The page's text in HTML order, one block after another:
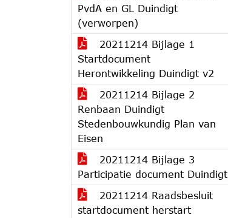
PvdA en GL Duindigt
(verworpen)
20211214 Bijlage 1
Startdocument
Herontwikkeling Duindigt v2
20211214 Bijlage 2
Renbaan Duindigt
Stedenbouwkundig Plan van
Eisen
20211214 Bijlage 3
Participatie document Duindigt
20211214 Raadsbesluit
startdocument herstart